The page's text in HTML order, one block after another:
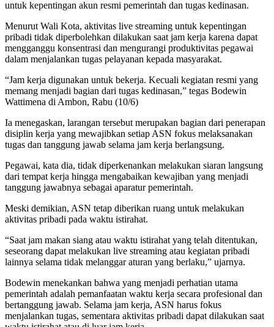
untuk kepentingan akun resmi pemerintah dan tugas kedinasan.
Menurut Wali Kota, aktivitas live streaming untuk kepentingan
pribadi tidak diperbolehkan dilakukan saat jam kerja karena dapat
mengganggu konsentrasi dan mengurangi produktivitas pegawai
dalam menjalankan tugas pelayanan kepada masyarakat.
“Jam kerja digunakan untuk bekerja. Kecuali kegiatan resmi yang
memang menjadi bagian dari tugas kedinasan,” tegas Bodewin
Wattimena di Ambon, Rabu (10/6)
Ia menegaskan, larangan tersebut merupakan bagian dari penerapan
disiplin kerja yang mewajibkan setiap ASN fokus melaksanakan
tugas dan tanggung jawab selama jam kerja berlangsung.
Pegawai, kata dia, tidak diperkenankan melakukan siaran langsung
dari tempat kerja hingga mengabaikan kewajiban yang menjadi
tanggung jawabnya sebagai aparatur pemerintah.
Meski demikian, ASN tetap diberikan ruang untuk melakukan
aktivitas pribadi pada waktu istirahat.
“Saat jam makan siang atau waktu istirahat yang telah ditentukan,
seseorang dapat melakukan live streaming atau kegiatan pribadi
lainnya selama tidak melanggar aturan yang berlaku,” ujarnya.
Bodewin menekankan bahwa yang menjadi perhatian utama
pemerintah adalah pemanfaatan waktu kerja secara profesional dan
bertanggung jawab. Selama jam kerja, ASN harus fokus
menjalankan tugas, sementara aktivitas pribadi dapat dilakukan saat